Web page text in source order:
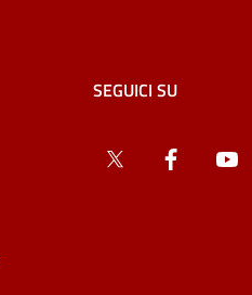
SEGUICI SU
Twitter Facebook